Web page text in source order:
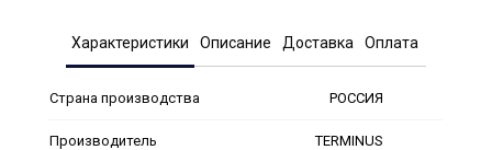
Характеристики Описание Доставка Оплата
Страна производства РОССИЯ
Производитель TERMINUS